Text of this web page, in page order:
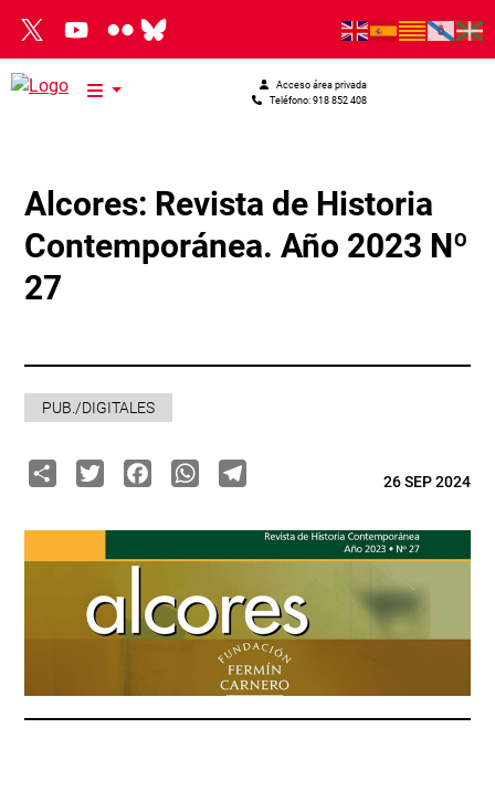
Teléfono: 918 852 408
Acceso área privada
Alcores: Revista de Historia
Contemporánea. Año 2023 Nº
27
PUB./DIGITALES
ShareTwitterFacebook
WhatsApp
Telegram26 SEP 2024